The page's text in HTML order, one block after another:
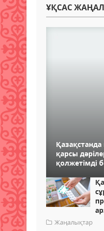
ҰҚСАС
Қазақстанда
қарсы
қолжетімді
Жаңалықтар